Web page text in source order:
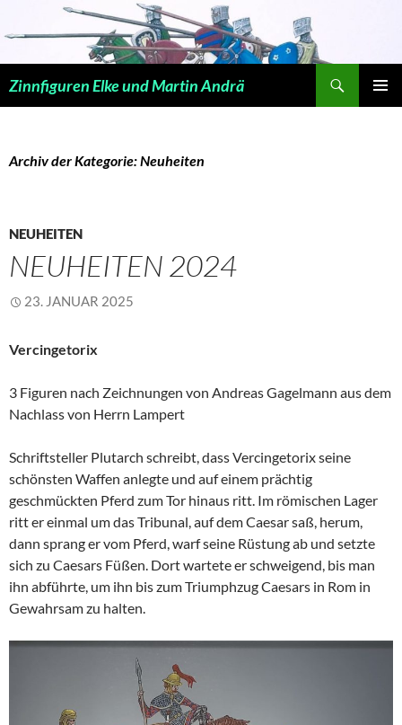
Inhalt
Zinnfiguren Elke und Martin Andrä
Archiv der Kategorie: Neuheiten
NEUHEITEN
NEUHEITEN 2024
23. JANUAR 2025
Vercingetorix
3 Figuren nach Zeichnungen von Andreas Gagelmann aus dem
Nachlass von Herrn Lampert
Schriftsteller Plutarch schreibt, dass Vercingetorix seine
schönsten Waffen anlegte und auf einem prächtig
geschmückten Pferd zum Tor hinaus ritt. Im römischen Lager
ritt er einmal um das Tribunal, auf dem Caesar saß, herum,
dann sprang er vom Pferd, warf seine Rüstung ab und setzte
sich zu Caesars Füßen. Dort wartete er schweigend, bis man
ihn abführte, um ihn bis zum Triumphzug Caesars in Rom in
Gewahrsam zu halten.